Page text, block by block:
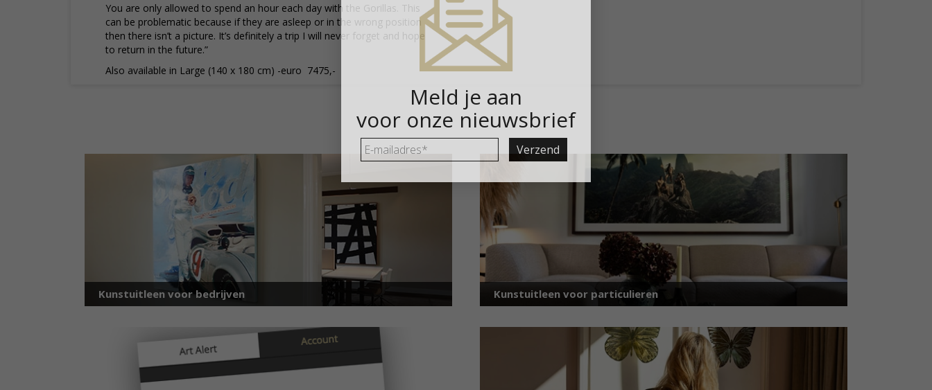
You are only allowed to spend an hour each day with the Gorillas. This
can be problematic because if they are asleep or in the wrong position
then there isn’t a picture. It’s definitely a trip I will never forget and hope
to return in the future.”
Also available in Large (140 x 180 cm) -euro 7475,-
Kunstuitleen voor bedrijven Kunstuitleen voor particulieren
Meld je aan
voor onze nieuwsbrief
E-
mailadres *